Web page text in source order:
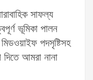
সাফল্য
ভূমিকা পালন
পদসৃষ্টিসহ
দিতে আমরা নানা